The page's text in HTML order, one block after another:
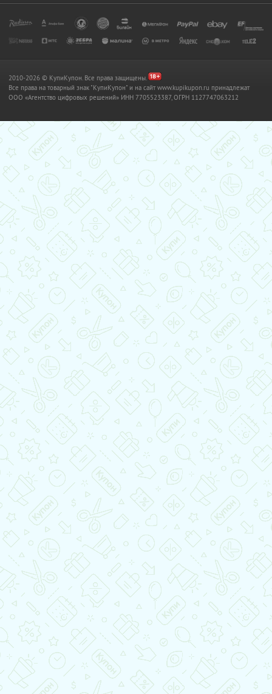
2010-2026 © КупиКупон. Все права защищены.
Все права на товарный знак "КупиКупон" и на сайт www.kupikupon.ru принадлежат
OOO «Агентство цифровых решений» ИНН 7705523387, ОГРН 1127747063212